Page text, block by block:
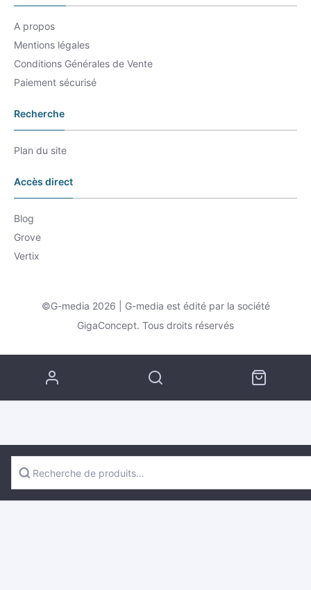
A propos
Mentions légales
Conditions Générales de Vente
Paiement sécurisé
Recherche
Plan du site
Accès direct
Blog
Grove
Vertix
©G-media 2026 | G-media est édité par la société
GigaConcept. Tous droits réservés
POUR :